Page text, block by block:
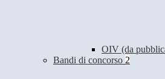
OIV (da
Bandi di concorso 2